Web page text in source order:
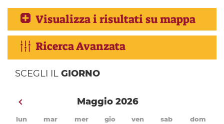
Visualizza i risultati su mappa
Ricerca Avanzata
SCEGLI IL GIORNO
Maggio 2026
lun mar mer gio ven sab dom